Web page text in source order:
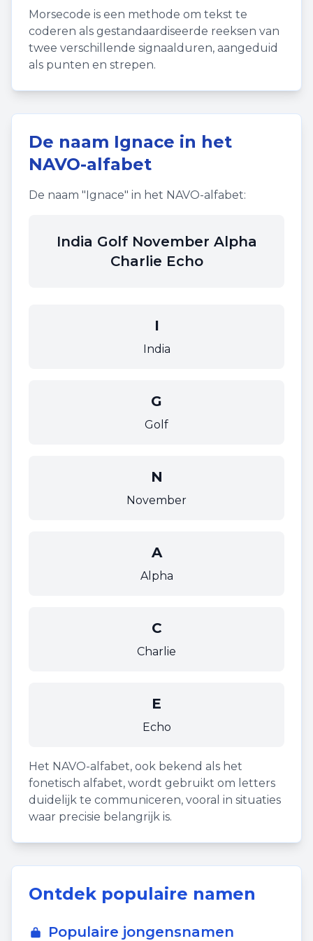
Morsecode is een methode om tekst te
coderen als gestandaardiseerde reeksen van
twee verschillende signaalduren, aangeduid
als punten en strepen.
De naam Ignace in het
NAVO-alfabet
De naam "Ignace" in het NAVO-alfabet:
India Golf November Alpha
Charlie Echo
I
India
G
Golf
N
November
A
Alpha
C
Charlie
E
Echo
Het NAVO-alfabet, ook bekend als het
fonetisch alfabet, wordt gebruikt om letters
duidelijk te communiceren, vooral in situaties
waar precisie belangrijk is.
Ontdek populaire namen
Populaire jongensnamen